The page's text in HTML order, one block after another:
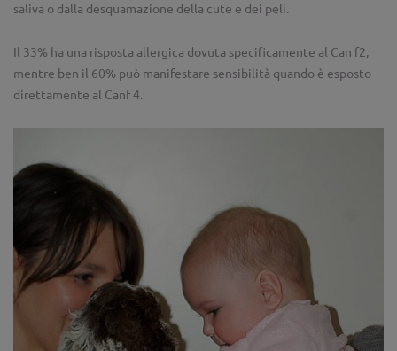
saliva o dalla desquamazione della cute e dei peli.
Il 33% ha una risposta allergica dovuta specificamente al Can f2,
mentre ben il 60% può manifestare sensibilità quando è esposto
direttamente al Canf 4.